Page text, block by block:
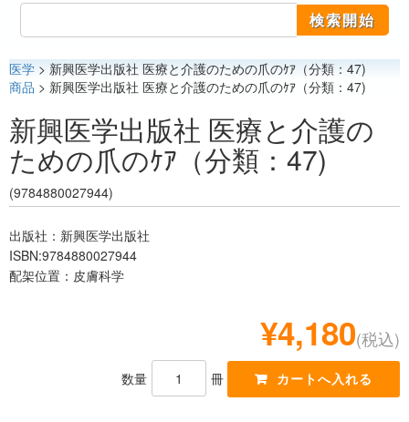
医学
医薬関連
レジデント
医学 > 新興医学出版社 医療と介護のための爪のｹｱ（分類：47)
商品 > 新興医学出版社 医療と介護のための爪のｹｱ（分類：47)
新興医学出版社 医療と介護の
ための爪のｹｱ（分類：47)
(9784880027944)
出版社：新興医学出版社
ISBN:9784880027944
配架位置：皮膚科学
¥4,180(税込)
数量 冊